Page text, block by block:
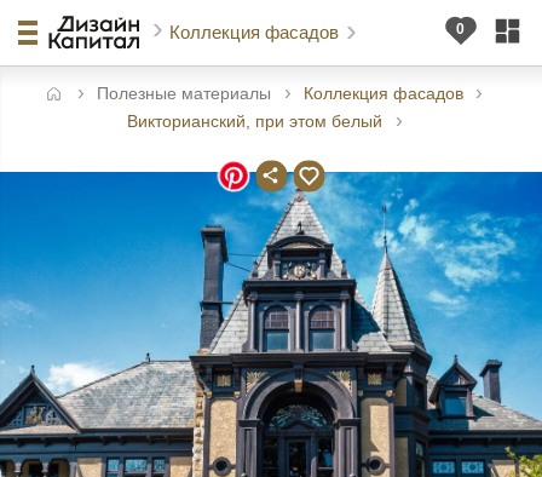
Коллекция фасадов
Полезные материалы
Коллекция фасадов
Викторианский, при этом белый